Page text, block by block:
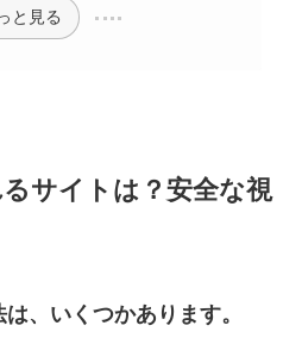
と見る
サイトは？安全な視
、いくつかあります。